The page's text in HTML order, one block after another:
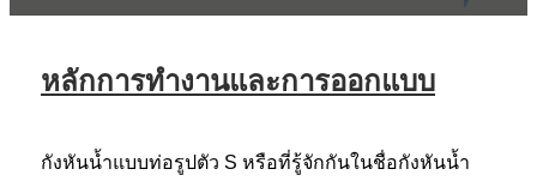
หลักการทำงานและการออกแบบ
กังหันน้ำแบบท่อรูปตัว S หรือที่รู้จักกันในชื่อกังหันน้ำ